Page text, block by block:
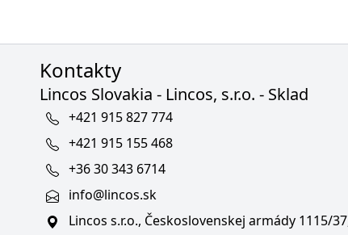
Kontakty
Lincos Slovakia - Lincos, s.r.o. - Sklad
+421 915 827 774
+421 915 155 468
+36 30 343 6714
info@lincos.sk
Lincos s.r.o., Československej armády 1115/